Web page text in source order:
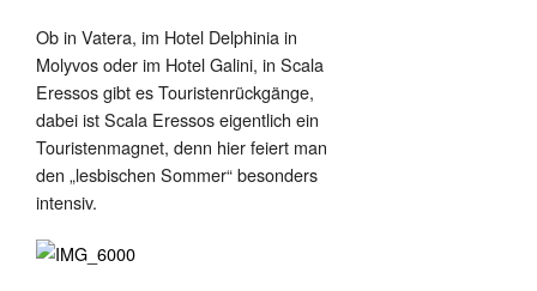
Ob in Vatera, im Hotel Delphinia in
Molyvos oder im Hotel Galini, in Scala
Eressos gibt es Touristenrückgänge,
dabei ist Scala Eressos eigentlich ein
Touristenmagnet, denn hier feiert man
den „lesbischen Sommer“ besonders
intensiv.